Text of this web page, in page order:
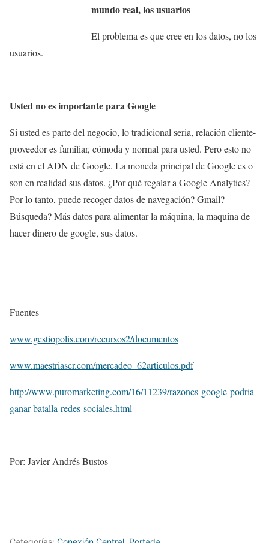
mundo real, los usuarios
El problema es que cree en los datos, no los
usuarios.
Usted no es importante para Google
Si usted es parte del negocio, lo tradicional seria, relación cliente-
proveedor es familiar, cómoda y normal para usted. Pero esto no
está en el ADN de Google. La moneda principal de Google es o
son en realidad sus datos. ¿Por qué regalar a Google Analytics?
Por lo tanto, puede recoger datos de navegación? Gmail?
Búsqueda? Más datos para alimentar la máquina, la maquina de
hacer dinero de google, sus datos.
Fuentes
www.gestiopolis.com/recursos2/documentos
www.maestriascr.com/mercadeo_62articulos.pdf
http://www.puromarketing.com/16/11239/razones-google-podria-
ganar-batalla-redes-sociales.html
Por: Javier Andrés Bustos